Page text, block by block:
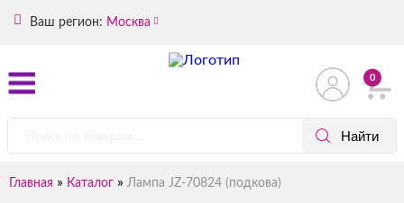
Ваш регион: Москва
0
Главная » Каталог » Лампа JZ-70824 (подкова)